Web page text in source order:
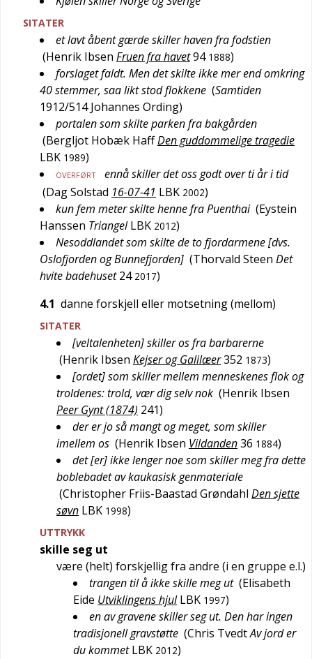
SITATER
et lavt åbent gærde skiller haven fra fodstien
(Henrik Ibsen Fruen fra havet94 1888)
forslaget faldt. Men det skilte ikke mer end omkring
40 stemmer, saa likt stod flokkene (Samtiden
1912/514 Johannes Ording)
portalen som skilte parken fra bakgården
(Bergljot Hobæk HaffDen guddommelige tragedie
LBK 1989)
OVERFØRT
ennå skiller det oss godt over ti år i tid
(Dag Solstad 16-07-41 LBK 2002)
kun fem meter skilte henne fra Puenthai (Eystein
Hanssen Triangel LBK 2012)
Nesoddlandet som skilte de to fjordarmene [dvs.
Oslofjorden og Bunnefjorden] (Thorvald Steen Det
hvite badehuset 24 2017)
4.1 danne forskjell eller motsetning (mellom)
SITATER
[veltalenheten] skiller os fra barbarerne
(Henrik Ibsen Kejser og Galilæer352 1873)
[ordet] som skiller mellem menneskenes flok og
troldenes: trold, vær dig selv nok (Henrik Ibsen
Peer Gynt (1874) 241)
der er jo så mangt og meget, som skiller
imellem os (Henrik Ibsen Vildanden36 1884)
det [er] ikke lenger noe som skiller meg fra dette
boblebadet av kaukasisk genmateriale
(Christopher Friis-Baastad Grøndahl Den sjette
søvn LBK 1998)
UTTRYKK
skille seg ut
være (helt) forskjellig fra andre (i en gruppe e.l.)
trangen til å ikke skille meg ut (Elisabeth
Eide Utviklingens hjul LBK 1997)
en av gravene skiller seg ut. Den har ingen
tradisjonell gravstøtte (Chris TvedtAv jord er
du kommet LBK 2012)